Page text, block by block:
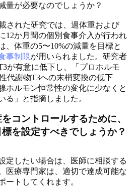
量が必要なのでしょうか？
された研究では、過体重および
12か月間の個別食事介入が行われ
、体重の5〜10%の減量を目標と
事制限が用いられました。研究者
が有意に低下し、「プロホルモ
代謝物T3への末梢変換の低下
ホルモン恒常性の変化に少なくと
る」と指摘しました。
コントロールするために、
を設定すべきでしょうか？
定したい場合は、医師に相談する
医療専門家は、適切で達成可能な
ートしてくれます。